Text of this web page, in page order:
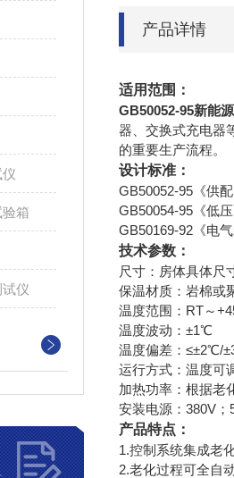
箱
仪
产品详情
适用范围：
GB50052-95新能
器、交换式充电器
的重要生产流程。
设计标准：
GB50052-95《供
GB50054-95《低
GB50169-92《电
技术参数：
尺寸：房体具体尺
保温材质：岩棉或
温度范围：RT～
温度波动：±1℃
温度偏差：≤±2℃/
运行方式：温度可
加热功率：根据老
安装电源：380V
产品特点：
1.控制系统集成老
2.老化过程可全自